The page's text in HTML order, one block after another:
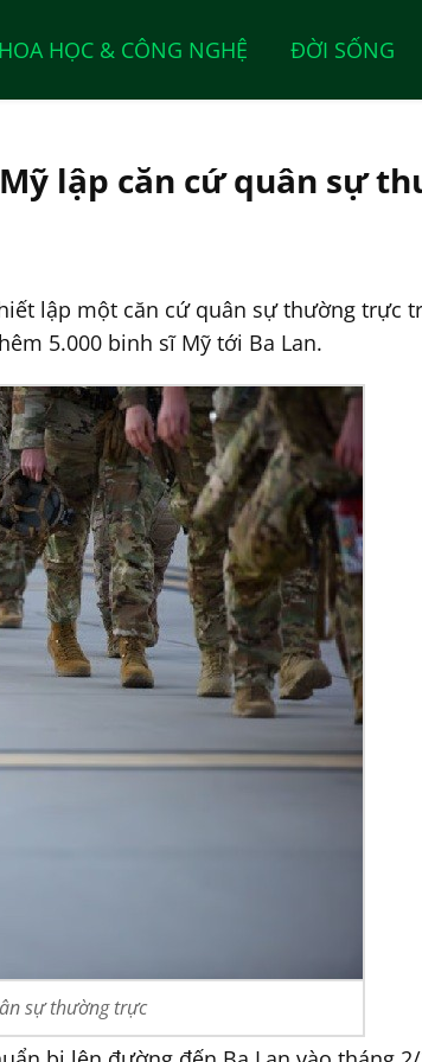
HỌC & CÔNG NGHỆ ĐỜI SỐNG
lập căn cứ quân sự
lập một căn cứ quân sự thường trực
5.000 binh sĩ Mỹ tới Ba Lan.
sự thường trực